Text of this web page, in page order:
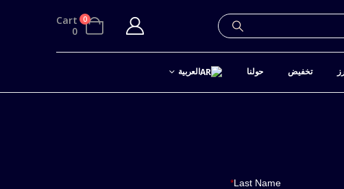
0
Cart
0
تخفيض حولنا العربية
Last Name
*